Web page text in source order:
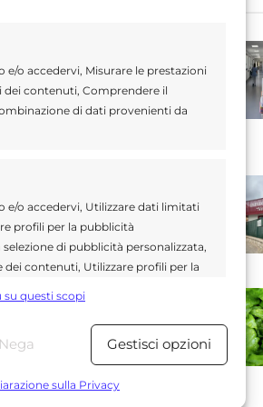
o accedervi, Misurare le prestazioni
dei contenuti, Comprendere il
di dati provenienti da
e/o accedervi, Utilizzare dati limitati
profili per la pubblicità
di pubblicità personalizzata,
dei contenuti, Utilizzare profili per la
dei contenuti.
Sempre attivo
da altre fonti di dati,
su questi scopi
Nega Gestisci opzioni
sulla Privacy
offrire notizie,
alla politica,
che
*